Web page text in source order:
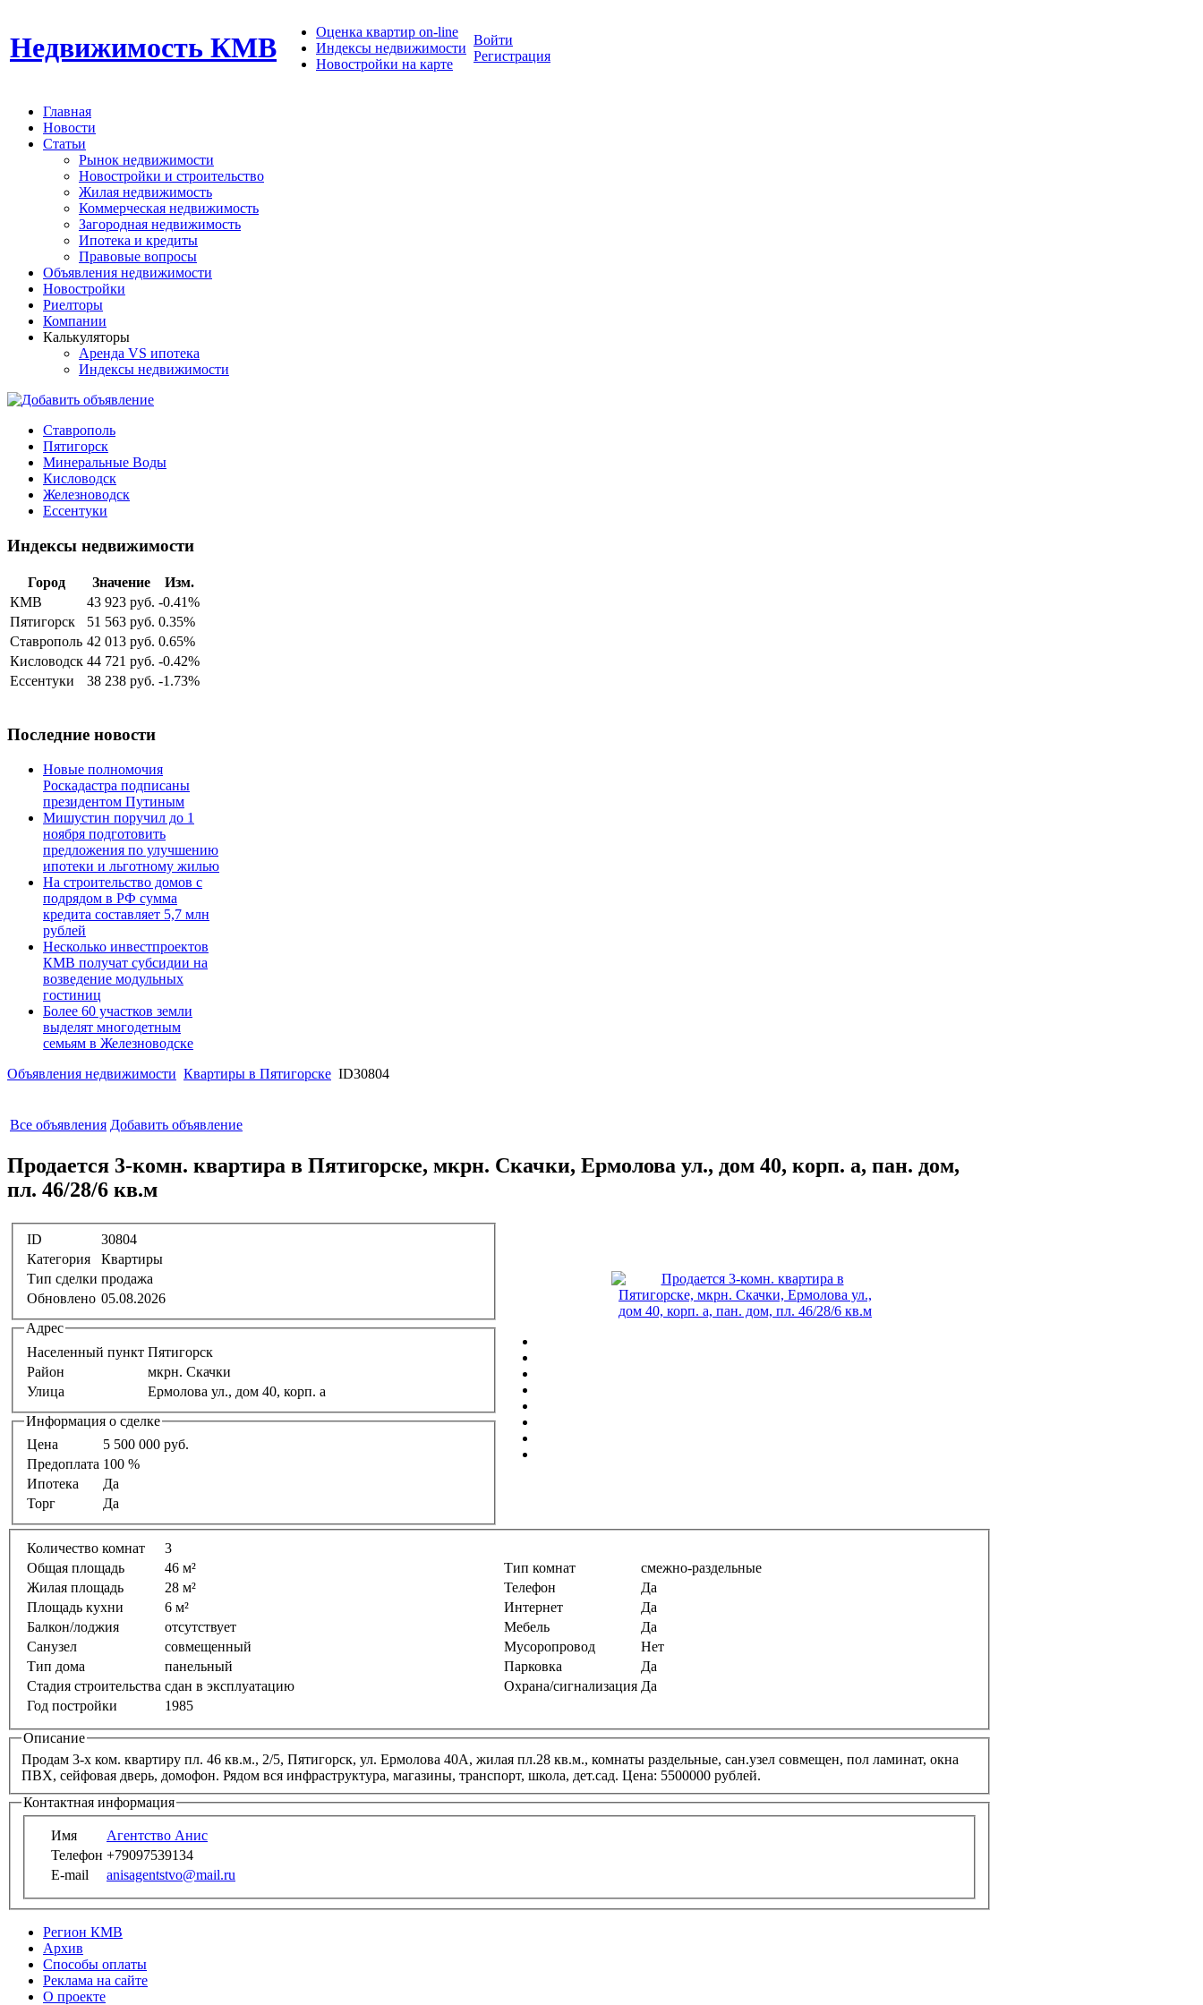
Недвижимость КМВ
Оценка квартир on-line
Индексы недвижимости
Новостройки на карте
Войти
Регистрация
Главная
Новости
Статьи
Рынок недвижимости
Новостройки и строительство
Жилая недвижимость
Коммерческая недвижимость
Загородная недвижимость
Ипотека и кредиты
Правовые вопросы
Объявления недвижимости
Новостройки
Риелторы
Компании
Калькуляторы
Аренда VS ипотека
Индексы недвижимости
Ставрополь
Пятигорск
Минеральные Воды
Кисловодск
Железноводск
Ессентуки
Индексы недвижимости
Город Значение
Изм.
КМВ
43 923 руб. -0.41%
Пятигорск
51 563 руб. 0.35%
Ставрополь 42 013 руб. 0.65%
Кисловодск 44 721 руб. -0.42%
Ессентуки
38 238 руб. -1.73%
Последние новости
Новые полномочия
Роскадастра подписаны
президентом Путиным
Мишустин поручил до 1
ноября подготовить
предложения по улучшению
ипотеки и льготному жилью
На строительство домов с
подрядом в РФ сумма
кредита составляет 5,7 млн
рублей
Несколько инвестпроектов
КМВ получат субсидии на
возведение модульных
гостиниц
Более 60 участков земли
выделят многодетным
семьям в Железноводске
Объявления недвижимости Квартиры в Пятигорске ID30804
Все объявления Добавить объявление
Продается 3-комн. квартира в Пятигорске, мкрн. Скачки, Ермолова ул., дом 40, корп. а, пан. дом,
пл. 46/28/6 кв.м
ID
30804
Категория
Квартиры
Тип сделки продажа
Обновлено 05.08.2026
Адрес
Населенный пункт Пятигорск
Район
мкрн. Скачки
Улица
Ермолова ул., дом 40, корп. а
Информация о сделке
Цена
5 500 000 руб.
Предоплата 100 %
Ипотека
Да
Торг
Да
Количество комнат
3
Общая площадь
46 м²
Жилая площадь
28 м²
Площадь кухни
6 м²
Балкон/лоджия
отсутствует
Санузел
совмещенный
Тип дома
панельный
Стадия строительства сдан в эксплуатацию
Год постройки
1985
Тип комнат
смежно-раздельные
Телефон
Да
Интернет
Да
Мебель
Да
Мусоропровод
Нет
Парковка
Да
Охрана/сигнализация Да
Описание
Продам 3-х ком. квартиру пл. 46 кв.м., 2/5, Пятигорск, ул. Ермолова 40А, жилая пл.28 кв.м., комнаты раздельные, сан.узел совмещен, пол ламинат, окна
ПВХ, сейфовая дверь, домофон. Рядом вся инфраструктура, магазины, транспорт, школа, дет.сад. Цена: 5500000 рублей.
Контактная информация
Имя
Агентство Анис
Телефон +79097539134
E-mail
anisagentstvo@mail.ru
Регион КМВ
Архив
Способы оплаты
Реклама на сайте
О проекте